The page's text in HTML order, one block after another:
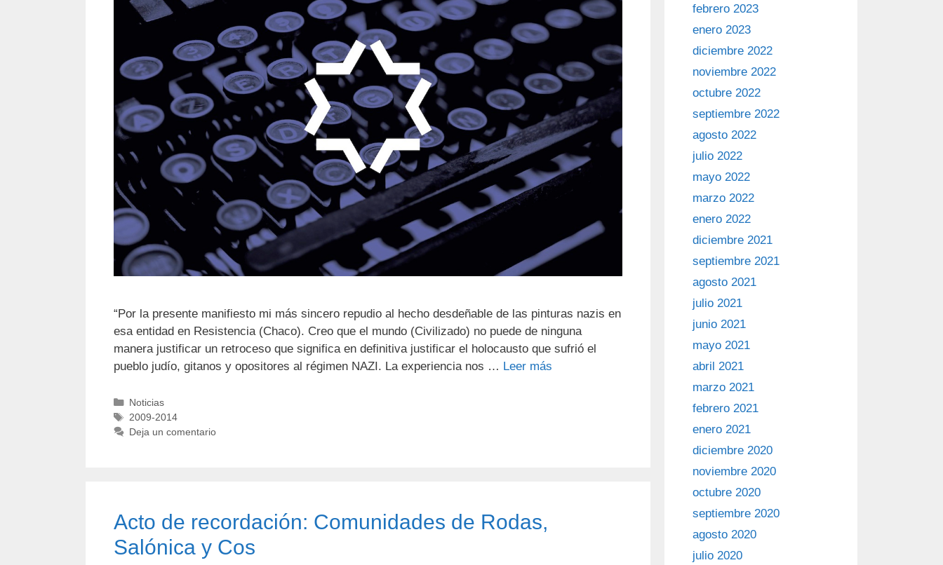
“Por la presente manifiesto mi más sincero repudio al hecho desdeñable de las pinturas nazis en
esa entidad en Resistencia (Chaco). Creo que el mundo (Civilizado) no puede de ninguna
manera justificar un retroceso que significa en definitiva justificar el holocausto que sufrió el
pueblo judío, gitanos y opositores al régimen NAZI. La experiencia nos … Leer más
Noticias
2009-2014
Deja un comentario
Acto de recordación: Comunidades de Rodas,
Salónica y Cos
febrero 2023
enero 2023
diciembre 2022
noviembre 2022
octubre 2022
septiembre 2022
agosto 2022
julio 2022
mayo 2022
marzo 2022
enero 2022
diciembre 2021
septiembre 2021
agosto 2021
julio 2021
junio 2021
mayo 2021
abril 2021
marzo 2021
febrero 2021
enero 2021
diciembre 2020
noviembre 2020
octubre 2020
septiembre 2020
agosto 2020
julio 2020